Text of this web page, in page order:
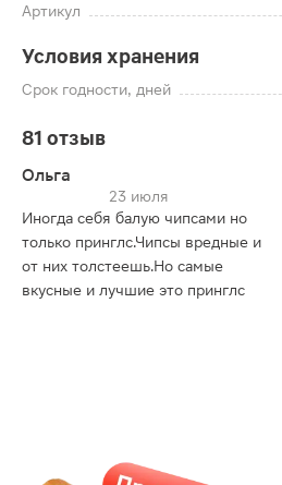
Артикул
Условия хранения
Срок годности, дней
81 отзыв
Ольга
23 июля
Иногда себя балую чипсами но
только принглс.Чипсы вредные и
от них толстеешь.Но самые
вкусные и лучшие это принглс